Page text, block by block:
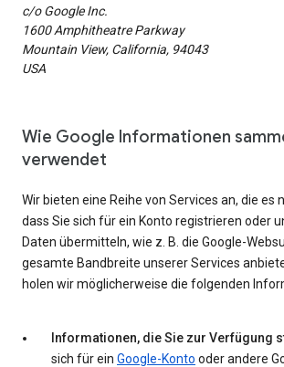
c/o Google Inc.
1600 Amphitheatre Parkway
Mountain View, California, 94043
USA
Wie Google Informationen
verwendet
Wir bieten eine Reihe von Services an, die es
dass Sie sich für ein Konto registrieren oder
Daten übermitteln, wie z. B. die Google-
gesamte Bandbreite unserer Services
holen wir möglicherweise die folgenden
Informationen, die Sie zur Verfügung
sich für ein Google-Konto oder andere